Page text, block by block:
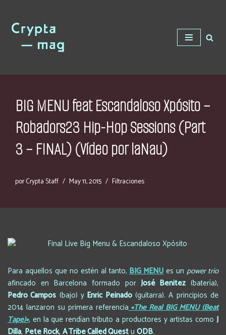
Saltar
contenido
BIG MENU feat Escandaloso Xpósito –
Robadors23 Hip-Hop Sessions (Part
3 – FINAL) (Vídeo por laNau)
porCrypta Staff May 11, 2015 Filtraciones
Para aquellos que no estén al tanto,BIG MENUes unpower trio
afincado en Barcelona formado porJosé Benitez (batería),
Pedro Campos (bajo) y Enric Peinado(guitarra). A principios de
2014 lanzaron su primera referencia«The Real BIG MENU (Beat
Tape)», en la que rendían tributo a productores y artistas como J
Dilla, Pete Rock, A Tribe Called Questu ODB.